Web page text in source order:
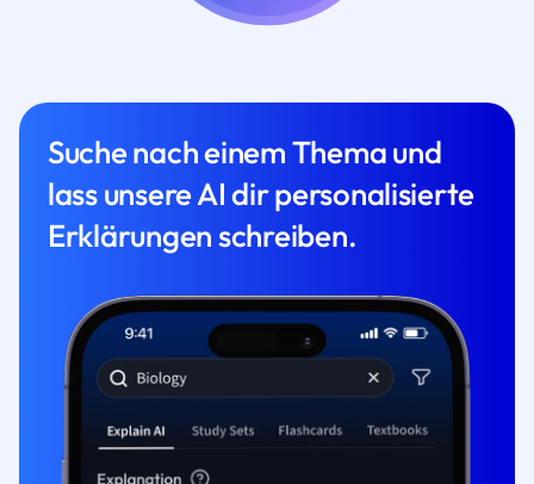
Suche nach einem Thema und
lass unsere AI dir personalisierte
Erklärungen schreiben.